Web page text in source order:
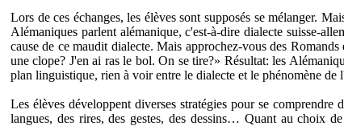
Lors de ces échanges, les élèves sont supposés se mélanger.
Alémaniques parlent alémanique, c'est-à-dire dialecte suisse-
cause de ce maudit dialecte. Mais approchez-vous des
une clope? J'en ai ras le bol. On se tire?» Résultat: les
plan linguistique, rien à voir entre le dialecte et le phénomène
Les élèves développent diverses stratégies pour se
langues, des rires, des gestes, des dessins… Quant au choix